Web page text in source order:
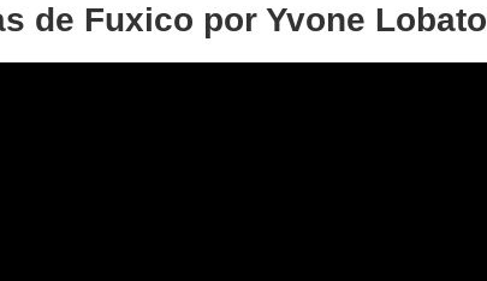
de Fuxico por Yvone Lobato